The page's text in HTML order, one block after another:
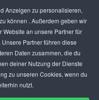
Anzeigen zu personalisieren,
können . Außerdem geben wir
Website an unsere Partner für
Partner führen diese
Daten zusammen, die du
deiner Nutzung der Dienste
zu unseren Cookies, wenn du
nutzt.
UNS